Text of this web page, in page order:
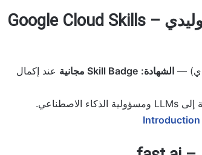
6) مقدّمة إلى الذكاء الاصطناعي التوليدي – Google Cloud Skills
الشهادة: Skill Badge مجانية
عند إكمال
Introduction